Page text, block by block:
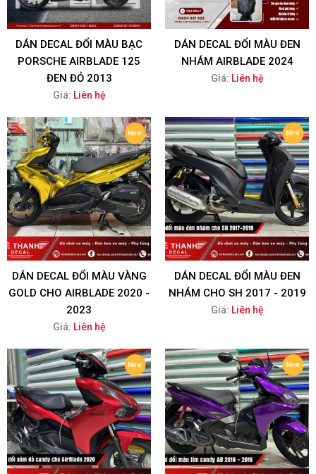
DÁN DECAL ĐỔI MÀU BẠC
PORSCHE AIRBLADE 125
ĐEN ĐỎ 2013
Giá: Liên hệ
DÁN DECAL ĐỔI MÀU ĐEN
NHÁM AIRBLADE 2024
Giá: Liên hệ
DÁN DECAL ĐỔI MÀU VÀNG
GOLD CHO AIRBLADE 2020 -
2023
Giá: Liên hệ
DÁN DECAL ĐỔI MÀU ĐEN
NHÁM CHO SH 2017 - 2019
Giá: Liên hệ